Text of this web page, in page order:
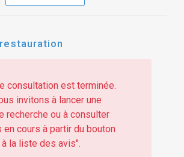
consultation est terminée.
invitons à lancer une
recherche ou à consulter
en cours à partir du bouton
à la liste des avis".